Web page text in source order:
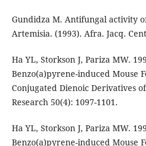
Gundidza M. Antifungal activity
Artemisia. (1993). Afra. Jacq.
Ha YL, Storkson J, Pariza MW.
Benzo(a)pyrene-induced Mouse
Conjugated Dienoic Derivatives
Research 50(4): 1097-1101.
Ha YL, Storkson J, Pariza MW.
Benzo(a)pyrene-induced Mouse